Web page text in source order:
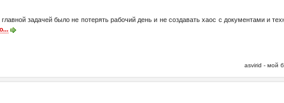
задачей было не потерять рабочий день и не создавать хаос с документами и
asvirid - мой